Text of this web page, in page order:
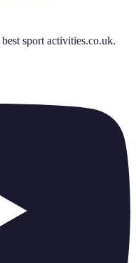
best sport activities.co.uk.